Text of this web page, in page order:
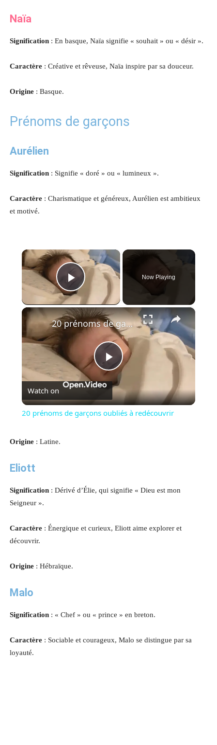
Naïa
Signification : En basque, Naïa signifie « souhait » ou « désir ».
Caractère : Créative et rêveuse, Naïa inspire par sa douceur.
Origine : Basque.
Prénoms de garçons
Aurélien
Signification : Signifie « doré » ou « lumineux ».
Caractère : Charismatique et généreux, Aurélien est ambitieux
et motivé.
×
Play Video
Now Playing
×
Play
Video
20 prénoms de garçons oubliés à redécouvrir
Watch on
20 prénoms de garçons oubliés à redécouvrir
Origine : Latine.
Eliott
Signification : Dérivé d’Élie, qui signifie « Dieu est mon
Seigneur ».
Caractère : Énergique et curieux, Eliott aime explorer et
découvrir.
Origine : Hébraïque.
Malo
Signification : « Chef » ou « prince » en breton.
Caractère : Sociable et courageux, Malo se distingue par sa
loyauté.